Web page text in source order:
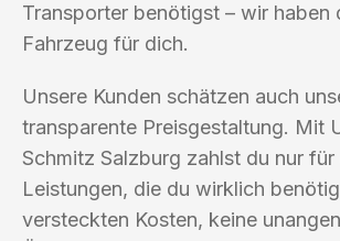
Transporter benötigst – wir haben
Fahrzeug für dich.
Unsere Kunden schätzen auch
transparente Preisgestaltung. Mit
Schmitz Salzburg zahlst du nur für
Leistungen, die du wirklich
versteckten Kosten, keine